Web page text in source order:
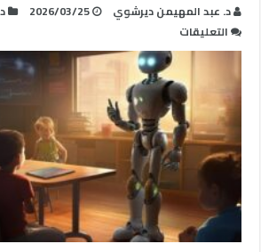
د. عبد المهيمن ديرشوي 2026/03/25
التعليقات
التدريس
بمدخل
المشاريع
الرقمية:
رؤية
معاصرة
لتدريس
فعّال
مغلقة